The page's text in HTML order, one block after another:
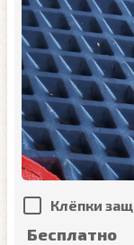
Клёпки
Бесплатно